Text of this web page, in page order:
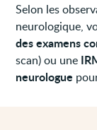
Selon les
neurologique,
des examens
scan) ou une
neurologue